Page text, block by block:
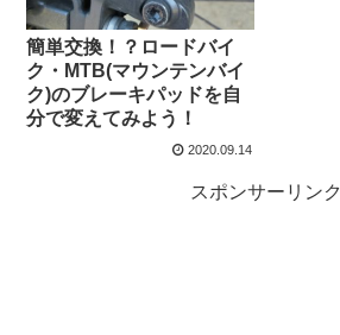
簡単交換！？ロードバイ
ク・MTB(マウンテンバイ
ク)のブレーキパッドを自
分で変えてみよう！
2020.09.14
スポンサーリンク